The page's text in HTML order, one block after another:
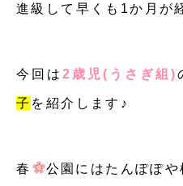
進級して早くも1か月が
今回は2歳児(うさぎ組)
子 を紹介します♪
春 公園にはたんぽぽや